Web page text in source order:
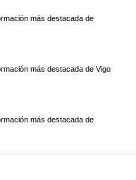
más destacada de
más destacada de Vigo
más destacada de